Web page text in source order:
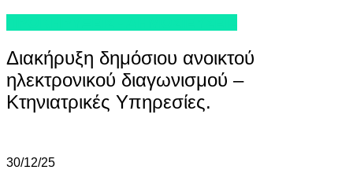
Διακήρυξη δημόσιου ανοικτού
ηλεκτρονικού διαγωνισμού –
Κτηνιατρικές Υπηρεσίες.
30/12/25